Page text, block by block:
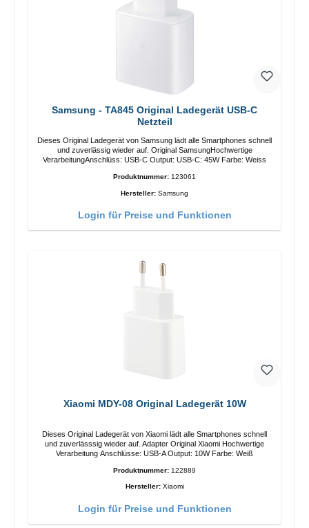
Samsung - TA845 Original Ladegerät USB-C
Netzteil
Dieses Original Ladegerät von Samsung lädt alle Smartphones schnell
und zuverlässig wieder auf. Original SamsungHochwertige
VerarbeitungAnschlüss: USB-C Output: USB-C: 45W Farbe: Weiss
Produktnummer: 123061
Hersteller: Samsung
Login für Preise und Funktionen
Xiaomi MDY-08 Original Ladegerät 10W
Dieses Original Ladegerät von Xiaomi lädt alle Smartphones schnell
und zuverlässsig wieder auf. Adapter Original Xiaomi Hochwertige
Verarbeitung Anschlüsse: USB-A Output: 10W Farbe: Weiß
Produktnummer: 122889
Hersteller: Xiaomi
Login für Preise und Funktionen